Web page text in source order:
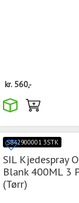
kr. 560,-
S842900001 3STK
SIL Kjedespray
Blank 400ML 3
(Tørr)